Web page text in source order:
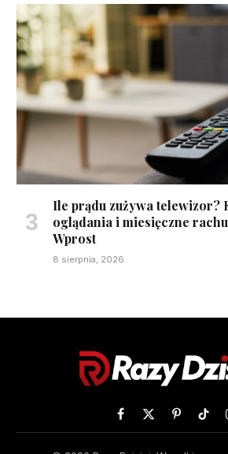
Ile prądu zużywa telewizor?
oglądania i miesięczne
Wprost
8 sierpnia, 2026
Facebook
X
Pinterest